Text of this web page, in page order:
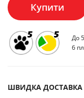
Купити
До
6
ШВИДКА ДОСТАВКА